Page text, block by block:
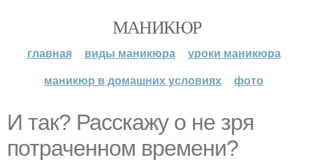
МАНИКЮР
главная виды маникюра
уроки маникюра
маникюр в домашних условиях
фото
И так? Расскажу о не зря
потраченном времени?